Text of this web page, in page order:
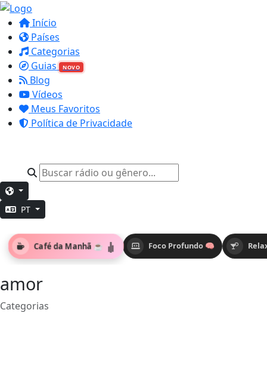
Início
Países
Categorias
Guias
NOVO
Blog
Vídeos
Meus Favoritos
Política de Privacidade
PT
Café da Manhã ☕ Foco Profundo 🧠
amor
Categorias